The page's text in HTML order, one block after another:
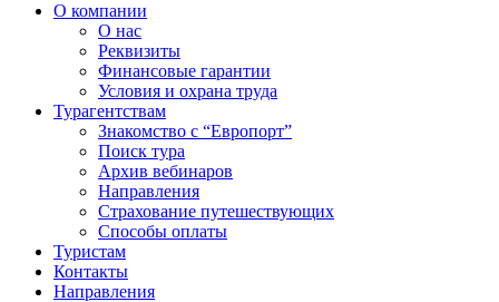
О компании
О нас
Реквизиты
Финансовые гарантии
Условия и охрана труда
Турагентствам
Знакомство с “Европорт”
Поиск тура
Архив вебинаров
Направления
Страхование путешествующих
Способы оплаты
Туристам
Контакты
Направления